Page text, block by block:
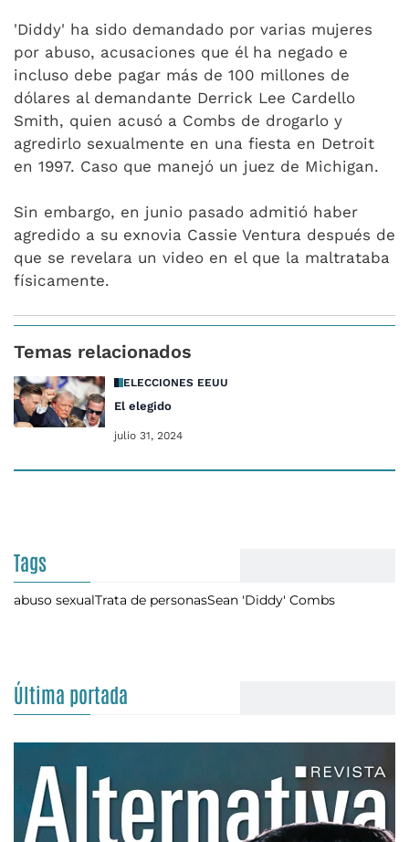
'Diddy' ha sido demandado por varias mujeres
por abuso, acusaciones que él ha negado e
incluso debe pagar más de 100 millones de
dólares al demandante Derrick Lee Cardello
Smith, quien acusó a Combs de drogarlo y
agredirlo sexualmente en una fiesta en Detroit
en 1997. Caso que manejó un juez de Michigan.
Sin embargo, en junio pasado admitió haber
agredido a su exnovia Cassie Ventura después de
que se revelara un video en el que la maltrataba
físicamente.
Temas relacionados
ELECCIONES EEUU
El elegido
julio 31, 2024
Tags
abuso sexualTrata de personasSean 'Diddy' Combs
Última portada